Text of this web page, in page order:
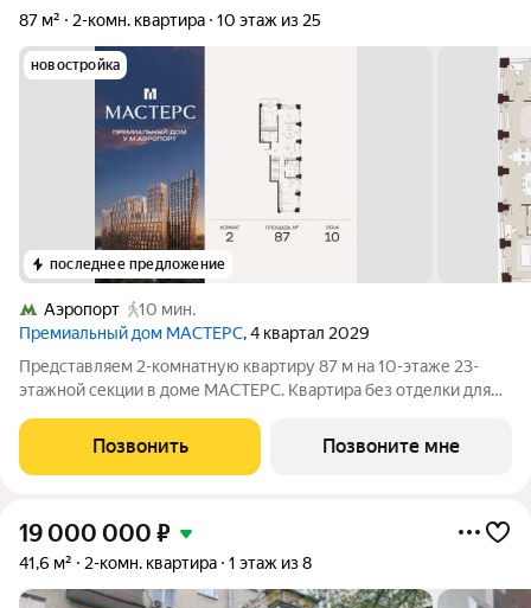
87 м²
2-комн. квартира 10 этаж из 25
новостройка
последнее предложение
Аэропорт
10 мин.
Премиальный дом МАСТЕРС, 4 квартал 2029
Представляем 2-комнатную квартиру 87 м на 10-этаже 23-
этажной секции в доме МАСТЕРС. Квартира без отделки для
июле! Подробности в офисе отдела продаж. - Мастер-спальня -
Гардеробная - Виды на
Позвонить Позвоните мне
19 000 000 ₽
41,6 м² 2-комн. квартира 1 этаж из 8